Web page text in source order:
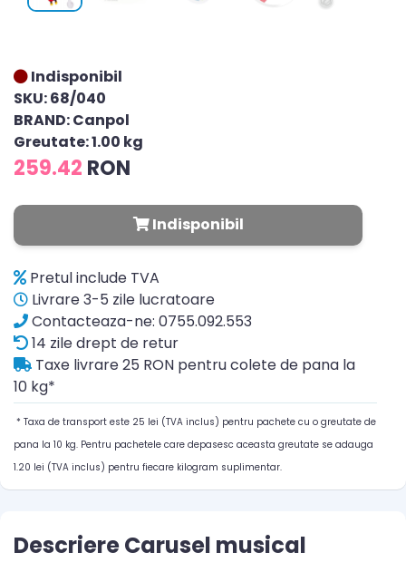
Indisponibil
SKU: 68/040
BRAND: Canpol
Greutate: 1.00 kg
259.42 RON
Indisponibil
Pretul include TVA
Livrare 3-5 zile lucratoare
Contacteaza-ne: 0755.092.553
14 zile drept de retur
Taxe livrare 25 RON pentru colete de pana la
10 kg*
* Taxa de transport este 25 lei (TVA inclus) pentru pachete cu o greutate de
pana la 10 kg. Pentru pachetele care depasesc aceasta greutate se adauga
1.20 lei (TVA inclus) pentru fiecare kilogram suplimentar.
Descriere Carusel musical